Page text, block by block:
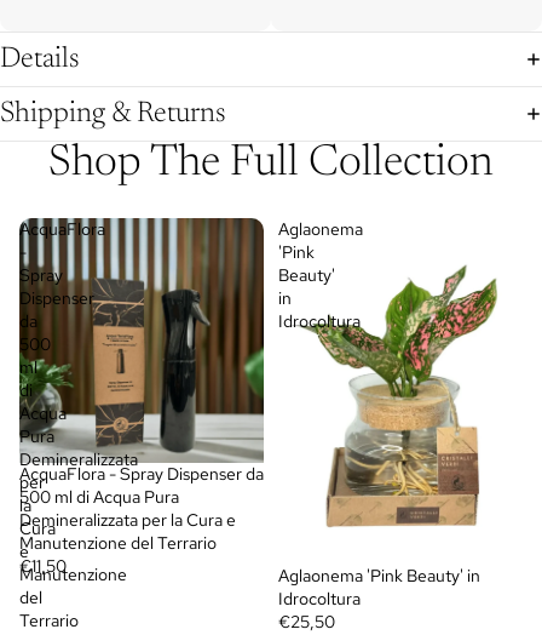
Details
Shipping & Returns
Shop The Full Collection
AcquaFlora
-
Spray
Dispenser
da
500
ml
di
Acqua
Pura
Demineralizzata
per
la
Cura
e
Manutenzione
del
Terrario
AcquaFlora - Spray Dispenser da
500 ml di Acqua Pura
Demineralizzata per la Cura e
Manutenzione del Terrario
€11,50
Aglaonema
'Pink
Beauty'
in
Idrocoltura
Aglaonema 'Pink Beauty' in
Idrocoltura
€25,50